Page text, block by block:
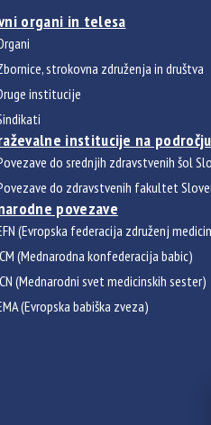
organi in telesa
strokovna združenja in društva
institucije
institucije na
do srednjih zdravstvenih šol
do zdravstvenih fakultet
povezave
(Evropska federacija združenj
(Mednarodna konfederacija babic)
(Mednarodni svet medicinskih sester)
(Evropska babiška zveza)